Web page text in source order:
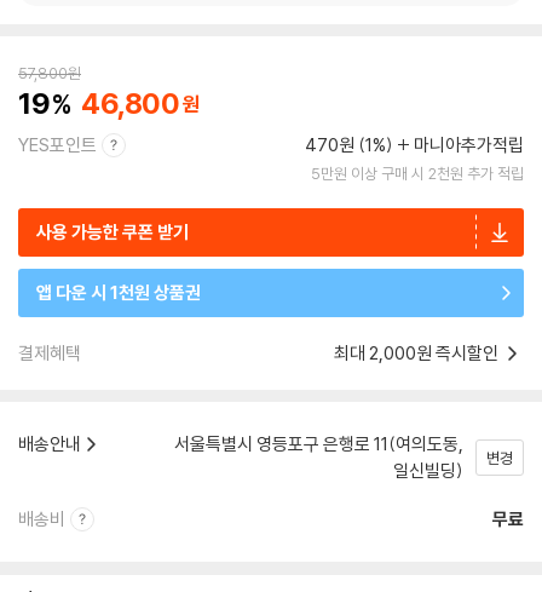
57,800원
19 46,800
YES포인트 470원 (1%) 마니아추가적립
5만원 이상 구매 시 2천원 추가 적립
사용 가능한 쿠폰 받기
앱 다운 시 1천원 상품권
결제혜택 최대 2,000원 즉시할인
배송안내
서울특별시 영등포구 은행로 11(여의도동,
일신빌딩)
변경
배송비 무료